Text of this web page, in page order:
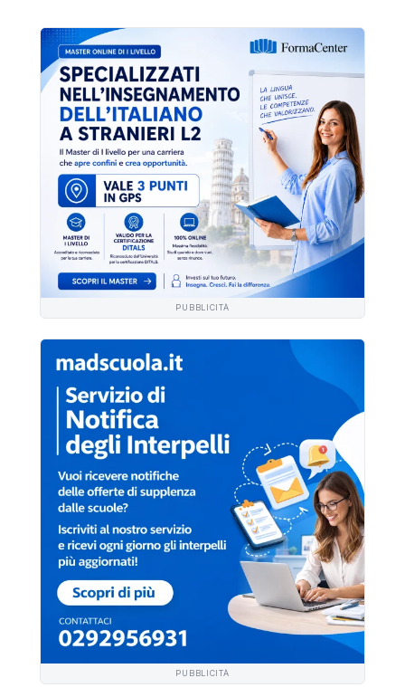
PUBBLICITÀ
PUBBLICITÀ